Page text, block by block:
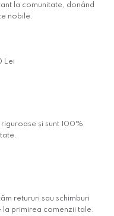
la comunitate, donând
nobile.
Lei
și sunt 100%
retururi sau schimburi
la primirea comenzii tale.